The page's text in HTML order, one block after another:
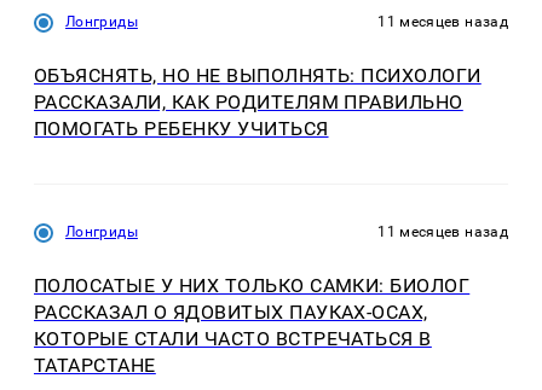
Лонгриды 11 месяцев назад
ОБЪЯСНЯТЬ, НО НЕ ВЫПОЛНЯТЬ: ПСИХОЛОГИ
РАССКАЗАЛИ, КАК РОДИТЕЛЯМ ПРАВИЛЬНО
ПОМОГАТЬ РЕБЕНКУ УЧИТЬСЯ
Лонгриды 11 месяцев назад
ПОЛОСАТЫЕ У НИХ ТОЛЬКО САМКИ: БИОЛОГ
РАССКАЗАЛ О ЯДОВИТЫХ ПАУКАХ-ОСАХ,
КОТОРЫЕ СТАЛИ ЧАСТО ВСТРЕЧАТЬСЯ В
ТАТАРСТАНЕ